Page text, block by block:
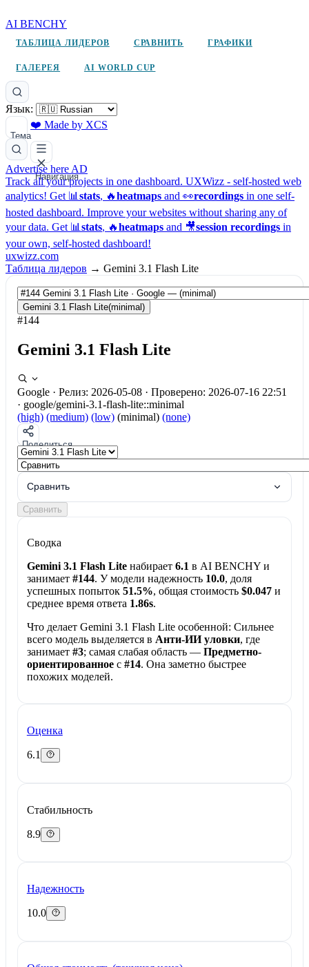
AI BENCHY
ТАБЛИЦА ЛИДЕРОВ СРАВНИТЬ ГРАФИКИ
ГАЛЕРЕЯ AI WORLD CUP
Язык:
Тема
❤️ Made by XCS
Навигация
Advertise here AD
Track all your projects in one dashboard. UXWizz - self-hosted web
analytics! Get 📊 stats, 🔥heatmaps and 👀recordings in one self-
hosted dashboard. Improve your websites without sharing any of
your data. Get 📊 stats, 🔥heatmaps and 🎥session recordings in
your own, self-hosted dashboard!
uxwizz.com
Таблица лидеров → Gemini 3.1 Flash Lite
Gemini 3.1 Flash Lite(minimal)
#144
Gemini 3.1 Flash Lite
Google · Релиз: 2026-05-08 · Проверено: 2026-07-16 22:51
· google/gemini-3.1-flash-lite::minimal
(high) (medium) (low) (minimal) (none)
Поделиться
Сравнить
Сравнить
Сводка
Gemini 3.1 Flash Liteнабирает 6.1 в AI BENCHY и
занимает #144. У модели надежность 10.0, доля
успешных попыток 51.5%, общая стоимость $0.047и
среднее время ответа 1.86s.
Что делает Gemini 3.1 Flash Lite особенной: Сильнее
всего модель выделяется в Анти-ИИ уловки, где
занимает #3; самая слабая область — Предметно-
ориентированноес #14. Она заметно быстрее
похожих моделей.
Оценка
6.1
Стабильность
8.9
Надежность
10.0